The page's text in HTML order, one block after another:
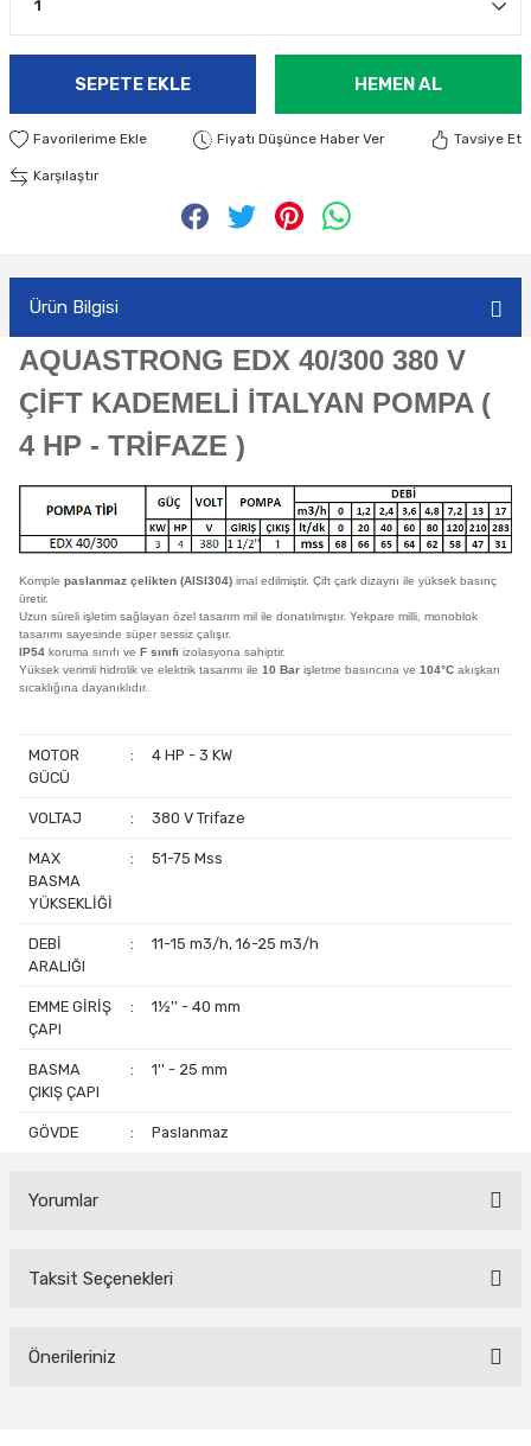
SEPETE EKLE HEMEN AL
Fiyatı Düşünce Haber Ver Tavsiye Et
Karşılaştır
Ürün Bilgisi
AQUASTRONG EDX 40/300 380 V
ÇİFT KADEMELİ İTALYAN POMPA (
4 HP - TRİFAZE )
Komple paslanmaz çelikten (AISI304) imal edilmiştir. Çift çark dizaynı ile yüksek basınç
üretir.
Uzun süreli işletim sağlayan özel tasarım mil ile donatılmıştır. Yekpare milli, monoblok
tasarımı sayesinde süper sessiz çalışır.
IP54 koruma sınıfı ve F sınıfı izolasyona sahiptir.
Yüksek verimli hidrolik ve elektrik tasarımı ile 10 Bar işletme basıncına ve 104°C akışkan
sıcaklığına dayanıklıdır.
MOTOR
GÜCÜ
: 4 HP - 3 KW
VOLTAJ : 380 V Trifaze
MAX
BASMA
YÜKSEKLİĞİ
: 51-75 Mss
DEBİ
ARALIĞI
: 11-15 m3/h, 16-25 m3/h
EMME GİRİŞ
ÇAPI
: 1½'' - 40 mm
BASMA
ÇIKIŞ ÇAPI
: 1'' - 25 mm
GÖVDE : Paslanmaz
Yorumlar
Bu ürüne ilk yorumu siz yapın!
Taksit Seçenekleri
Önerileriniz